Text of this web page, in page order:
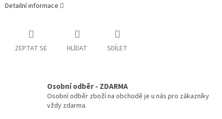
Detailní informace
ZEPTAT SE HLÍDAT SDÍLET
Osobní odběr - ZDARMA
Osobní odběr zboží na obchodě je u nás pro zákazníky
vždy zdarma.